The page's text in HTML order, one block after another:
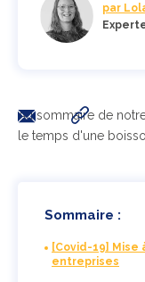
par
Au sommaire de
le temps d'une
Sommaire :
[Covid-19]
entreprises